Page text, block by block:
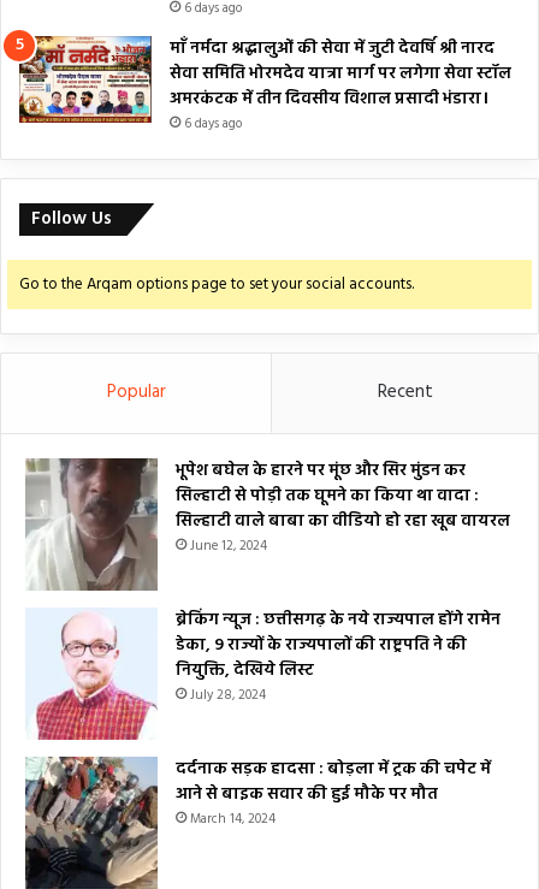
6 days ago
माँ नर्मदा श्रद्धालुओं की सेवा में जुटी देवर्षि श्री नारद
सेवा समिति भोरमदेव यात्रा मार्ग पर लगेगा सेवा स्टॉल
अमरकंटक में तीन दिवसीय विशाल प्रसादी भंडारा।
6 days ago
Follow Us
Go to the Arqam options page to set your social accounts.
Popular Recent
भूपेश बघेल के हारने पर मूंछ और सिर मुंडन कर
सिल्हाटी से पोड़ी तक घूमने का किया था वादा :
सिल्हाटी वाले बाबा का वीडियो हो रहा खूब वायरल
June 12, 2024
ब्रेकिंग न्यूज : छत्तीसगढ़ के नये राज्यपाल होंगे रामेन
डेका, 9 राज्यों के राज्यपालों की राष्ट्रपति ने की
नियुक्ति, देखिये लिस्ट
July 28, 2024
दर्दनाक सड़क हादसा : बोड़ला में ट्रक की चपेट में
आने से बाइक सवार की हुई मौके पर मौत
March 14, 2024